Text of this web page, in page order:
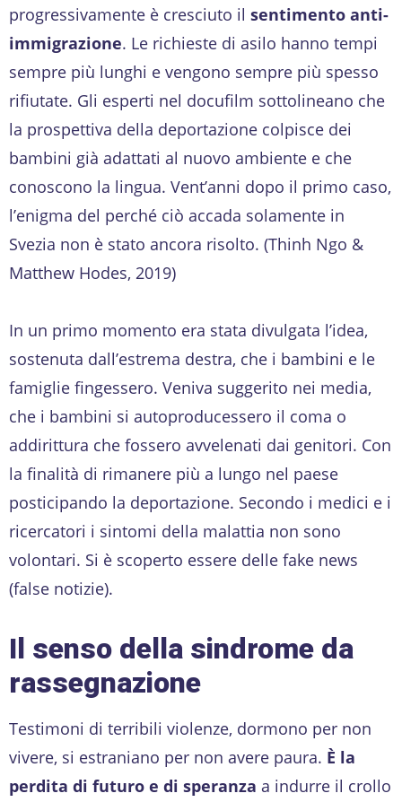
progressivamente è cresciuto il sentimento anti-
immigrazione. Le richieste di asilo hanno tempi
sempre più lunghi e vengono sempre più spesso
rifiutate. Gli esperti nel docufilm sottolineano che
la prospettiva della deportazione colpisce dei
bambini già adattati al nuovo ambiente e che
conoscono la lingua. Vent’anni dopo il primo caso,
l’enigma del perché ciò accada solamente in
Svezia non è stato ancora risolto. (Thinh Ngo &
Matthew Hodes, 2019)
In un primo momento era stata divulgata l’idea,
sostenuta dall’estrema destra, che i bambini e le
famiglie fingessero. Veniva suggerito nei media,
che i bambini si autoproducessero il coma o
addirittura che fossero avvelenati dai genitori. Con
la finalità di rimanere più a lungo nel paese
posticipando la deportazione. Secondo i medici e i
ricercatori i sintomi della malattia non sono
volontari. Si è scoperto essere delle fake news
(false notizie).
Il senso della sindrome da
rassegnazione
Testimoni di terribili violenze, dormono per non
vivere, si estraniano per non avere paura. È la
perdita di futuro e di speranza a indurre il crollo